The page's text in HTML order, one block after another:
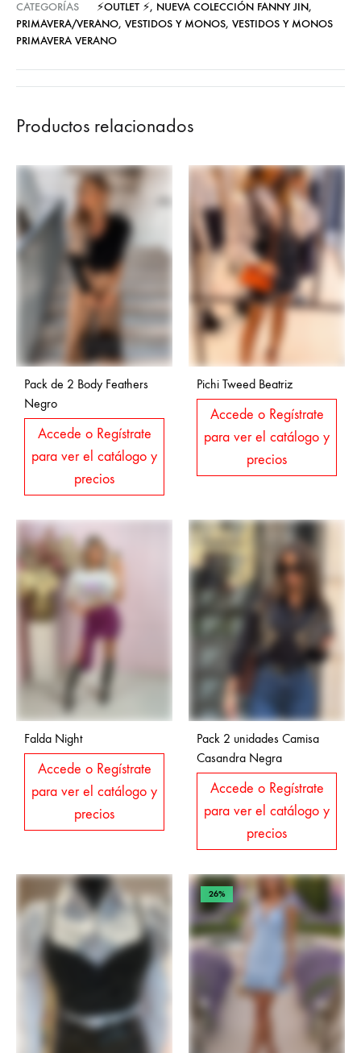
CATEGORÍAS ⚡OUTLET ⚡, NUEVA COLECCIÓN FANNY JIN,
PRIMAVERA/VERANO, VESTIDOS Y MONOS, VESTIDOS Y MONOS
PRIMAVERA VERANO
Productos relacionados
Pack de 2 Body Feathers
Negro
Accede o Regístrate
para ver el catálogo y
precios
Pichi Tweed Beatriz
Accede o Regístrate
para ver el catálogo y
precios
Falda Night
Accede o Regístrate
para ver el catálogo y
precios
Pack 2 unidades Camisa
Casandra Negra
Accede o Regístrate
para ver el catálogo y
precios
26%